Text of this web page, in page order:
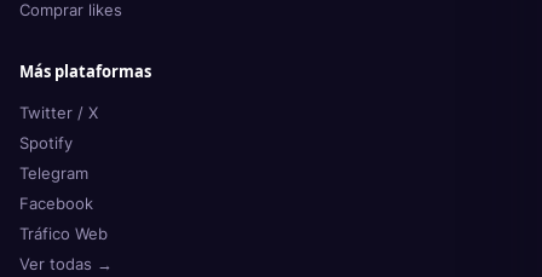
Comprar likes
Más plataformas
Twitter / X
Spotify
Telegram
Facebook
Tráfico Web
Ver todas →